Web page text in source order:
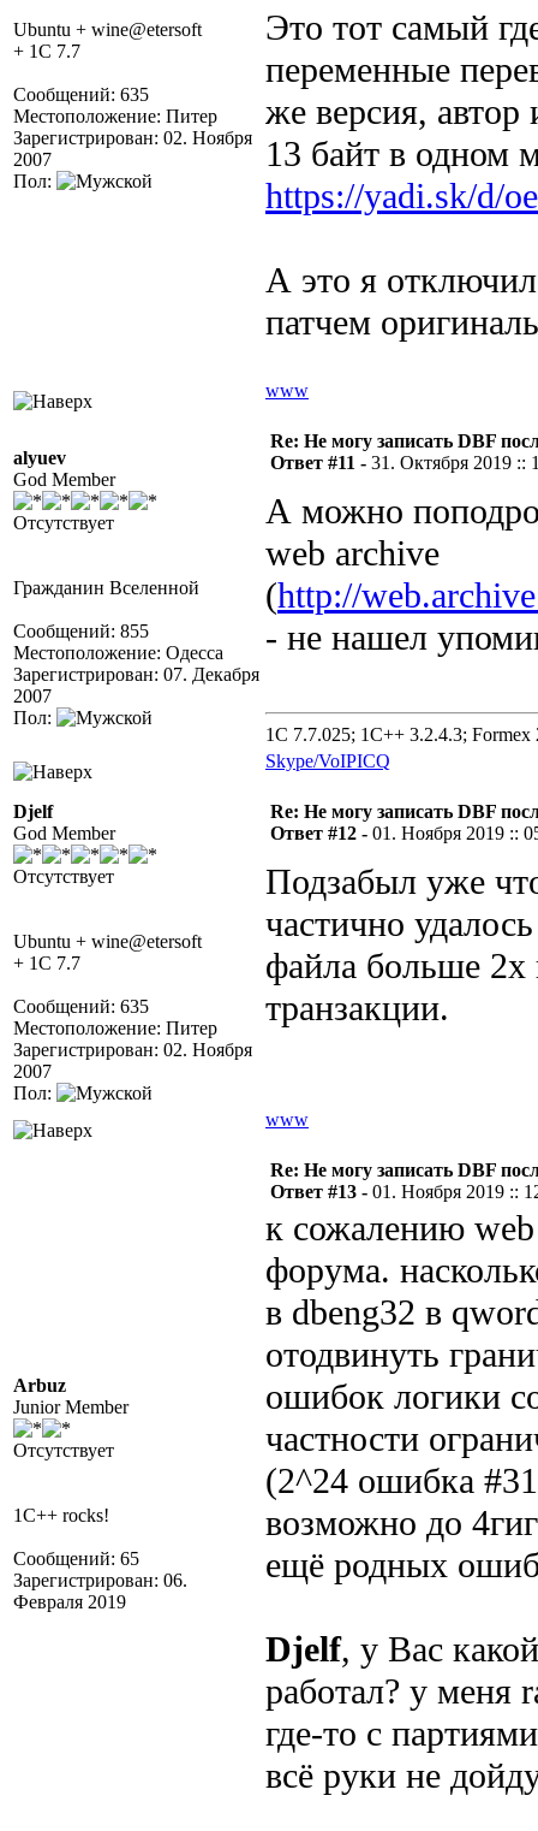
Ubuntu + wine@etersoft
+ 1C 7.7
Сообщений: 635
Местоположение: Питер
Зарегистрирован: 02. Ноября
2007
Пол:
Это тот самый
переменные
же версия, автор
13 байт в одном
https://yadi.sk/d/
А это я
патчем
www
alyuev
God Member
Отсутствует
Гражданин Вселенной
Сообщений: 855
Местоположение: Одесса
Зарегистрирован: 07. Декабря
2007
Пол:
Re: Не могу записать DBF
Ответ #11 - 31. Октября 2019 ::
А можно
web archive
(http://
- не нашел
1C 7.7.025; 1C++ 3.2.4.3; Formex
Skype/VoIPICQ
Djelf
God Member
Отсутствует
Ubuntu + wine@etersoft
+ 1C 7.7
Сообщений: 635
Местоположение: Питер
Зарегистрирован: 02. Ноября
2007
Пол:
Re: Не могу записать DBF
Ответ #12 - 01. Ноября 2019 ::
Подзабыл уже
частично
файла больше 2х
транзакции.
www
Arbuz
Junior Member
Отсутствует
1C++ rocks!
Сообщений: 65
Зарегистрирован: 06.
Февраля 2019
Re: Не могу записать DBF
Ответ #13 - 01. Ноября 2019 ::
к сожалению web
форума.
в dbeng32 в
отодвинуть
ошибок логики
частности
(2^24 ошибка
возможно до
ещё родных
Djelf, у Вас
работал? у меня
где-то с
всё руки не